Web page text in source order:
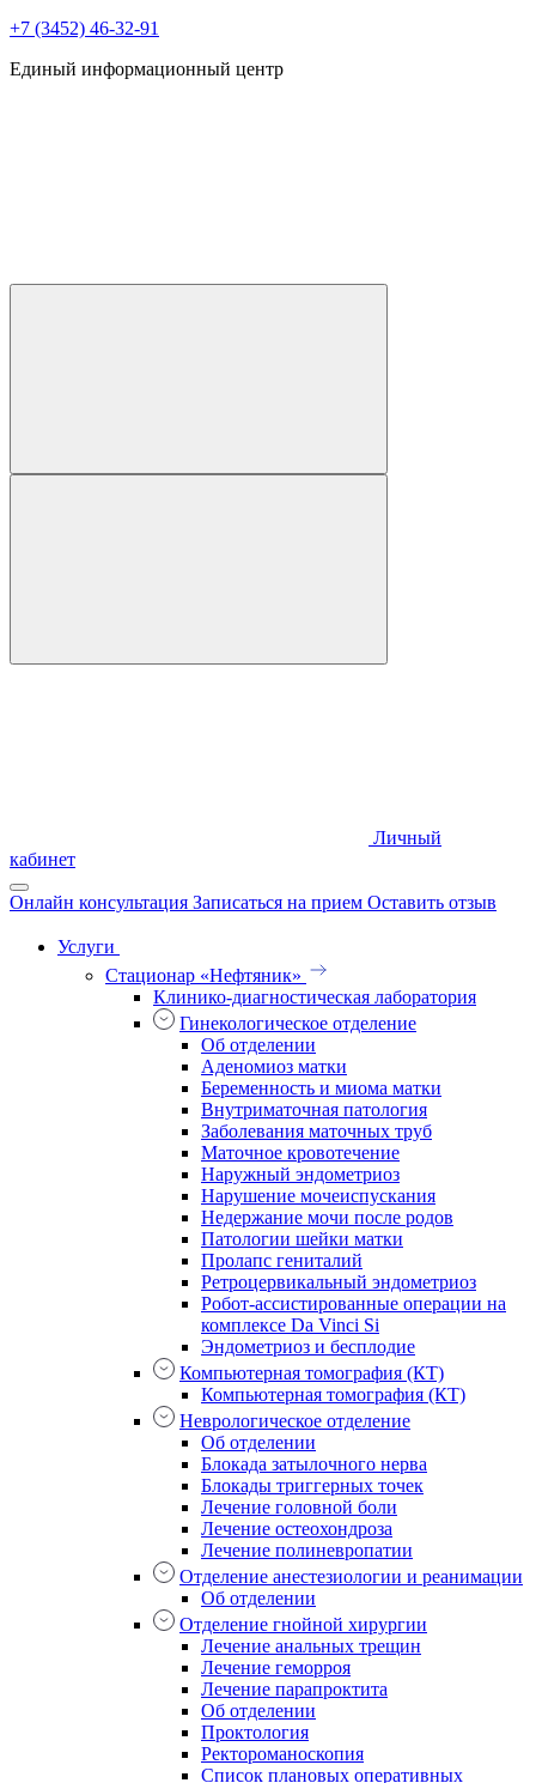
+7 (3452) 46-32-91
Единый информационный центр
Личный
кабинет
Онлайн консультация Записаться на прием Оставить отзыв
Услуги
Стационар «Нефтяник»
Клинико-диагностическая лаборатория
Гинекологическое отделение
Об отделении
Аденомиоз матки
Беременность и миома матки
Внутриматочная патология
Заболевания маточных труб
Маточное кровотечение
Наружный эндометриоз
Нарушение мочеиспускания
Недержание мочи после родов
Патологии шейки матки
Пролапс гениталий
Ретроцервикальный эндометриоз
Робот-ассистированные операции на
комплексе Da Vinci Si
Эндометриоз и бесплодие
Компьютерная томография (КТ)
Компьютерная томография (КТ)
Неврологическое отделение
Об отделении
Блокада затылочного нерва
Блокады триггерных точек
Лечение головной боли
Лечение остеохондроза
Лечение полиневропатии
Отделение анестезиологии и реанимации
Об отделении
Отделение гнойной хирургии
Лечение анальных трещин
Лечение геморроя
Лечение парапроктита
Об отделении
Проктология
Ректороманоскопия
Список плановых оперативных